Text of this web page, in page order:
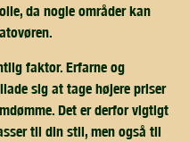
da nogle områder kan
faktor. Erfarne og
sig at tage højere priser
Det er derfor vigtigt
til din stil, men også til